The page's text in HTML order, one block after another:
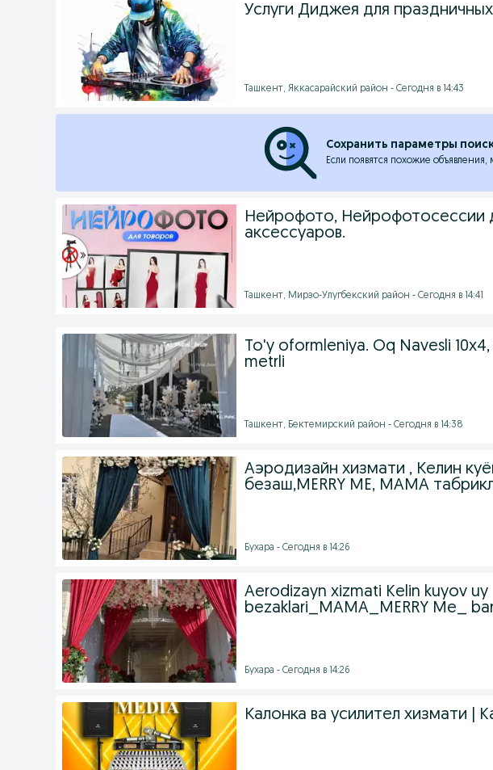
Услуги Диджея для
Ташкент, Яккасарайский район - Сегодня в 14:43
Сохранить параметры
Если появятся похожие
Нейрофото, Нейрофотосессии
аксессуаров.
Ташкент, Мирзо-Улугбекский район - Сегодня в 14:41
To'y oformleniya. Oq Navesli
metrli
Ташкент, Бектемирский район - Сегодня в 14:38
Аэродизайн хизмати , Келин
безаш,MERRY ME, MAMA
Бухара - Сегодня в 14:26
Aerodizayn xizmati Kelin kuyov uy
bezaklari_MAMA_MERRY Me_
Бухара - Сегодня в 14:26
Калонка ва усилител хизмати |